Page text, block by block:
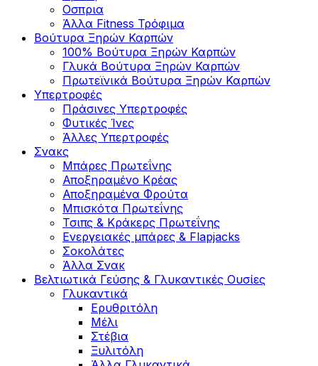
Οσπρια
Άλλα Fitness Τρόφιμα
Βούτυρα Ξηρών Καρπών
100% Βούτυρα Ξηρών Καρπών
Γλυκά Βούτυρα Ξηρών Καρπών
Πρωτεϊνικά Βούτυρα Ξηρών Καρπών
Υπερτροφές
Πράσινες Υπερτροφές
Φυτικές Ίνες
Άλλες Υπερτροφές
Σνακς
Μπάρες Πρωτεΐνης
Αποξηραμένο Κρέας
Αποξηραμένα Φρούτα
Μπισκότα Πρωτεΐνης
Τσιπς & Kράκερς Πρωτεΐνης
Ενεργειακές μπάρες & Flapjacks
Σοκολάτες
Άλλα Σνακ
Βελτιωτικά Γεύσης & Γλυκαντικές Ουσίες
Γλυκαντικά
Ερυθριτόλη
Μέλι
Στέβια
Ξυλιτόλη